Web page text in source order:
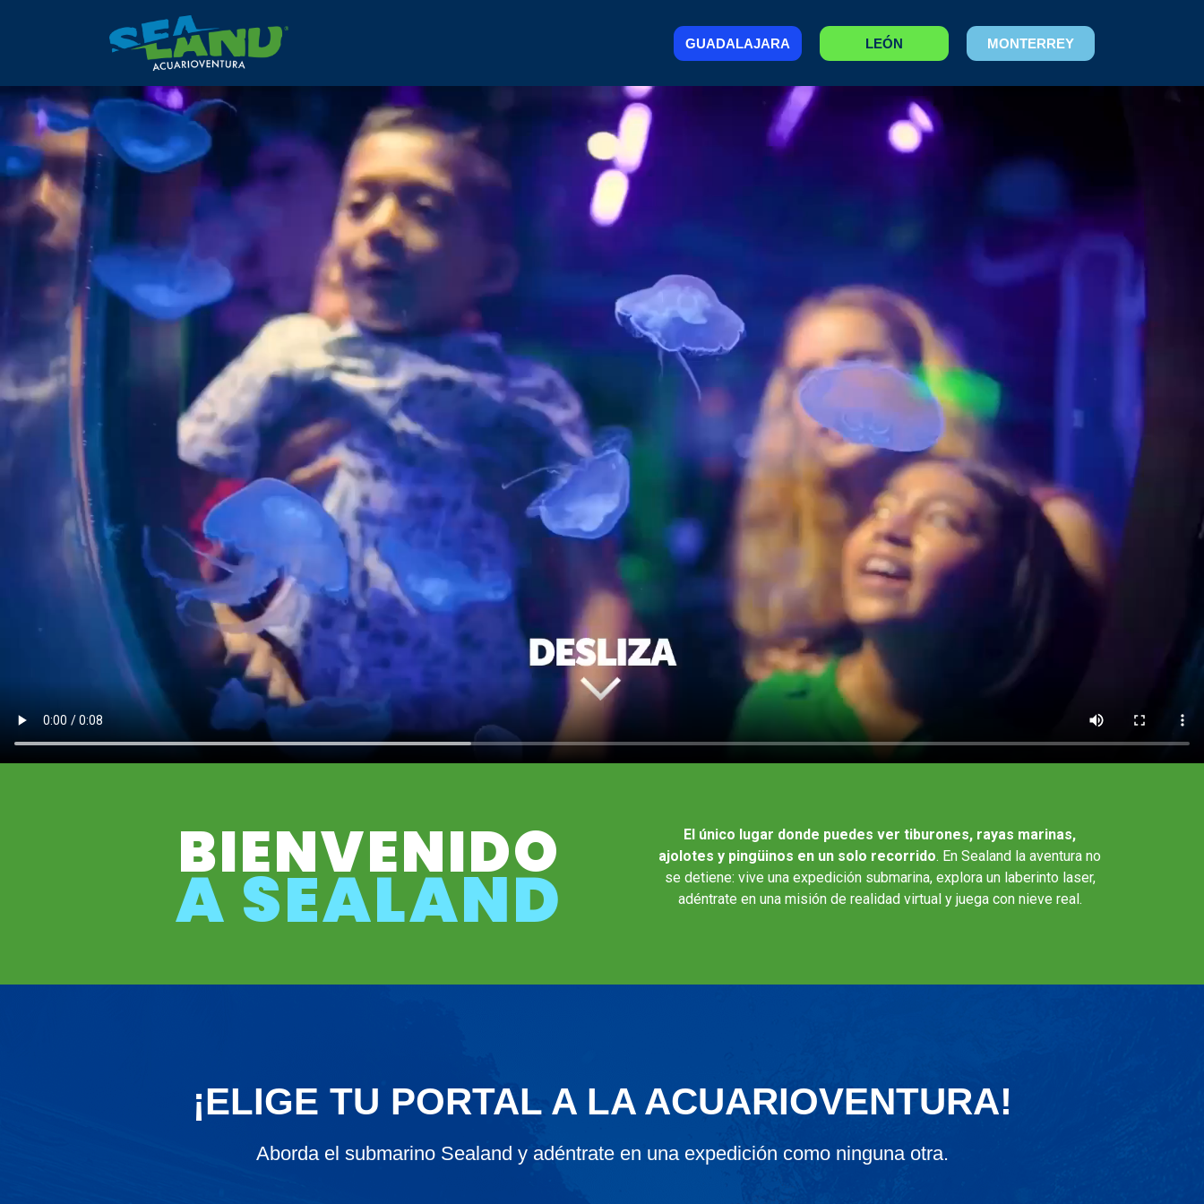
GUADALAJARA LEÓN MONTERREY
BIENVENIDO
A SEALAND
El único lugar donde puedes ver tiburones, rayas marinas,
ajolotes y pingüinos en un solo recorrido. En Sealand la aventura no
se detiene: vive una expedición submarina, explora un laberinto laser,
adéntrate en una misión de realidad virtual y juega con nieve real.
¡ELIGE TU PORTAL A LA ACUARIOVENTURA!
Aborda el submarino Sealand y adéntrate en una expedición como ninguna otra.